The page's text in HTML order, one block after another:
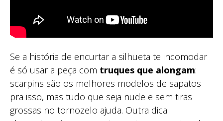
Se a história de encurtar a silhueta te incomodar
é só usar a peça com truques que alongam:
scarpins são os melhores modelos de sapatos
pra isso, mas tudo que seja nude e sem tiras
grossas no tornozelo ajuda. Outra dica